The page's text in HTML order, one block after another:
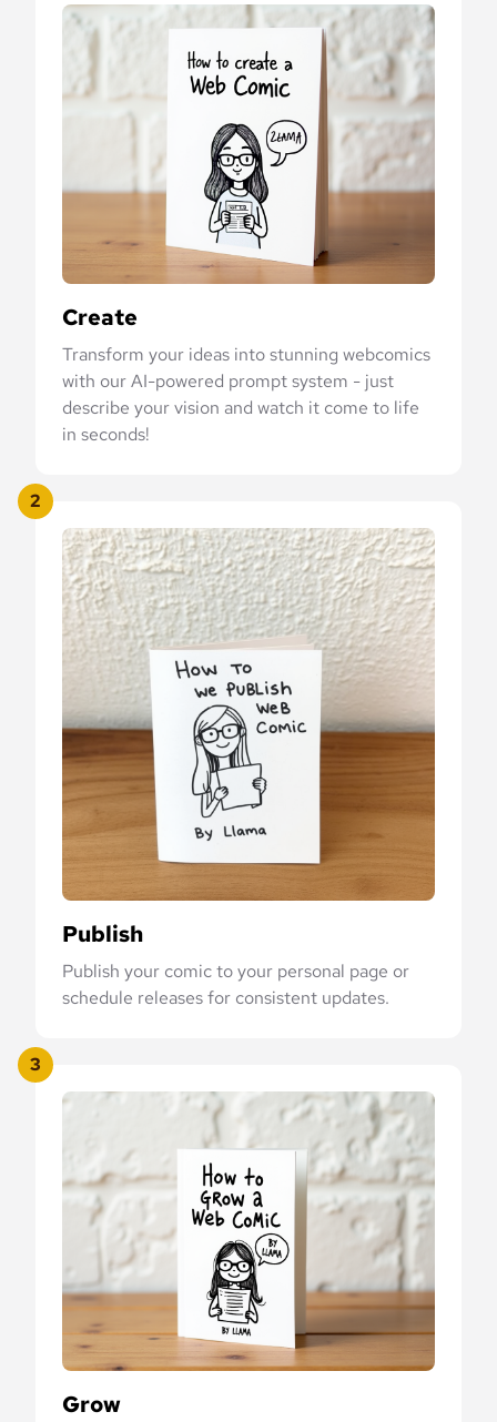
Create
Transform your ideas into stunning webcomics
with our AI-powered prompt system - just
describe your vision and watch it come to life
in seconds!
2
Publish
Publish your comic to your personal page or
schedule releases for consistent updates.
3
Grow